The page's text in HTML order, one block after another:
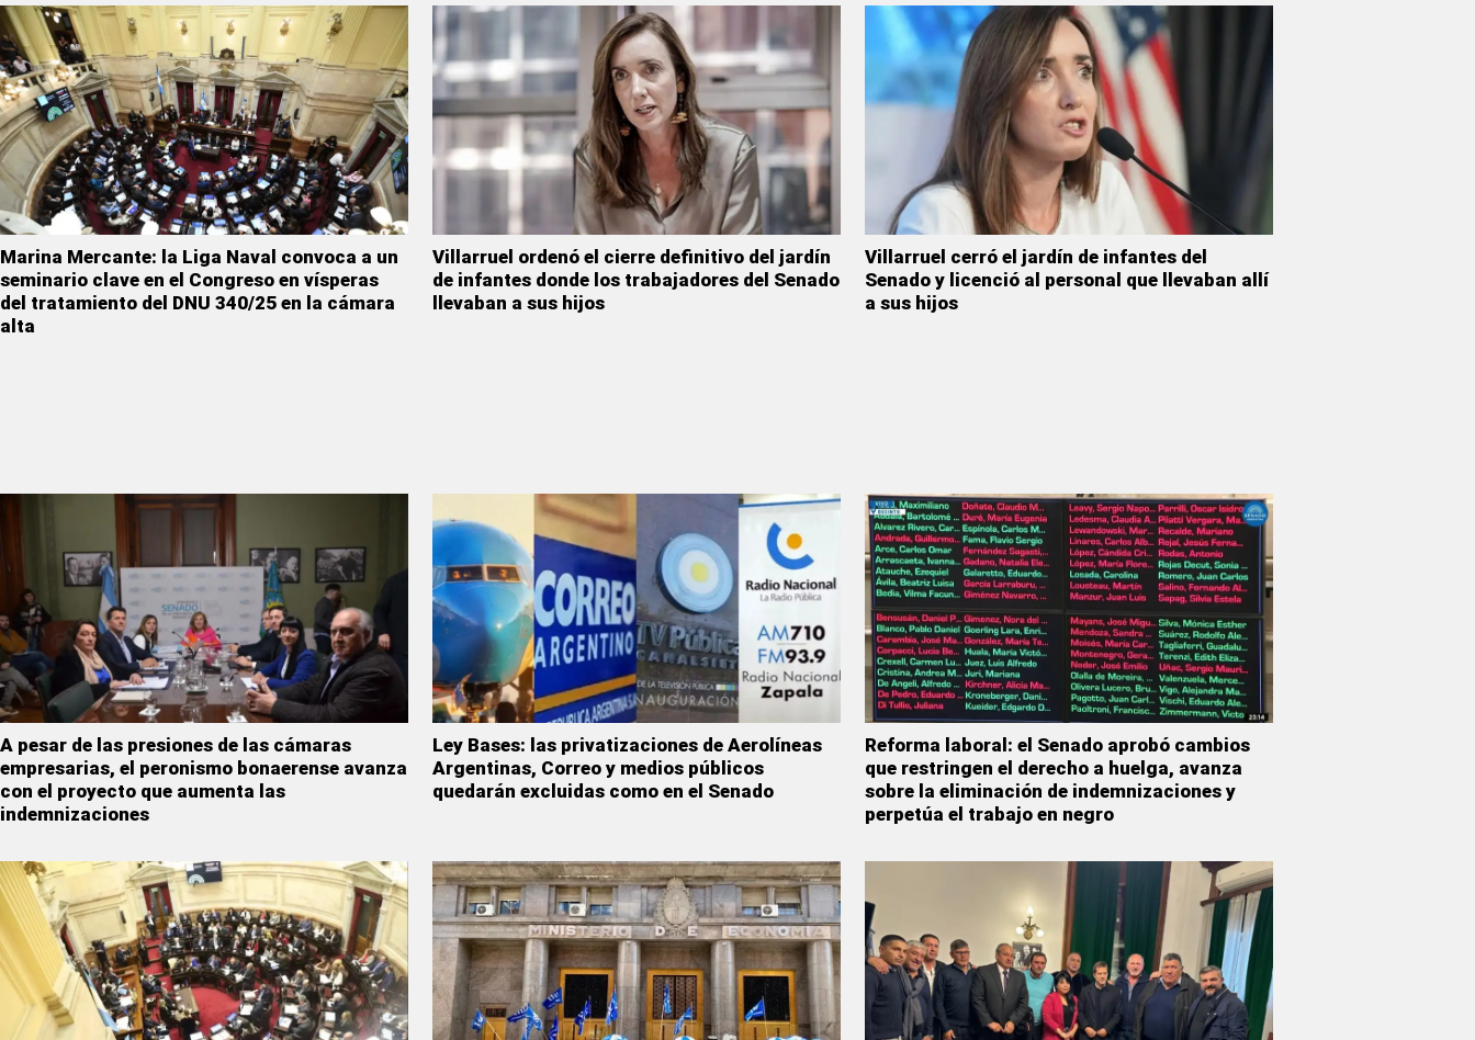
Marina Mercante: la Liga Naval convoca a un
seminario clave en el Congreso en vísperas
del tratamiento del DNU 340/25 en la cámara
alta
Villarruel ordenó el cierre definitivo del jardín
de infantes donde los trabajadores del Senado
llevaban a sus hijos
Villarruel cerró el jardín de infantes del
Senado y licenció al personal que llevaban allí
a sus hijos
A pesar de las presiones de las cámaras
empresarias, el peronismo bonaerense avanza
con el proyecto que aumenta las
indemnizaciones
Ley Bases: las privatizaciones de Aerolíneas
Argentinas, Correo y medios públicos
quedarán excluidas como en el Senado
Reforma laboral: el Senado aprobó cambios
que restringen el derecho a huelga, avanza
sobre la eliminación de indemnizaciones y
perpetúa el trabajo en negro